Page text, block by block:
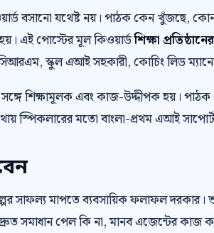
বসানো যথেষ্ট নয়। পাঠক কেন খুঁজছে,
এই পোস্টের মূল কিওয়ার্ডশিক্ষা
সিআরএম, স্কুল এআই সহকারী, কোচিং লিড
শিক্ষামূলক এবং কাজ-উদ্দীপক হয়।
স্পিকলারের মতো বাংলা-প্রথম এআই সাপোর্ট
সাফল্য মাপতে ব্যবসায়িক ফলাফল
সমাধান পেল কি না, মানব এজেন্টের